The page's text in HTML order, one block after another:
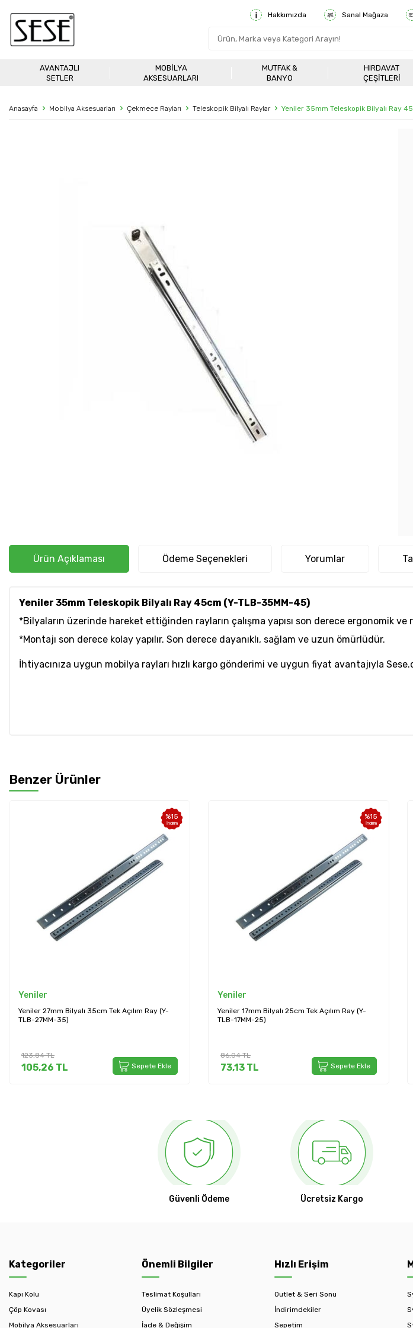
Hakkımızda Sanal Mağaza
AVANTAJLI
SETLER
MOBILYA
AKSESUARLARI
MUTFAK &
BANYO
HIRDAVAT
ÇEŞITLERI
Anasayfa Mobilya Aksesuarları Çekmece Rayları Teleskopik Bilyalı Raylar Yeniler 35mm Teleskopik Bilyalı Ray
Ürün Açıklaması Ödeme Seçenekleri Yorumlar
Yeniler 35mm Teleskopik Bilyalı Ray 45cm (Y-TLB-35MM-45)
*Bilyaların üzerinde hareket ettiğinden rayların çalışma yapısı son derece ergonomik ve
*Montajı son derece kolay yapılır. Son derece dayanıklı, sağlam ve uzun ömürlüdür.
İhtiyacınıza uygun mobilya rayları hızlı kargo gönderimi ve uygun fiyat avantajıyla
Benzer Ürünler
%15
İndirim
Yeniler
Yeniler 27mm Bilyalı 35cm Tek Açılım Ray (Y-
TLB-27MM-35)
123,84TL
105,26 TL Sepete Ekle
%15
İndirim
Yeniler
Yeniler 17mm Bilyalı 25cm Tek Açılım Ray (Y-
TLB-17MM-25)
86,04TL
73,13 TL Sepete Ekle
Güvenli Ödeme Ücretsiz Kargo
Kategoriler
Kapı Kolu
Çöp Kovası
Mobilya Aksesuarları
Önemli Bilgiler
Teslimat Koşulları
Üyelik Sözleşmesi
İade & Değişim
Hızlı Erişim
Outlet & Seri Sonu
İndirimdekiler
Sepetim